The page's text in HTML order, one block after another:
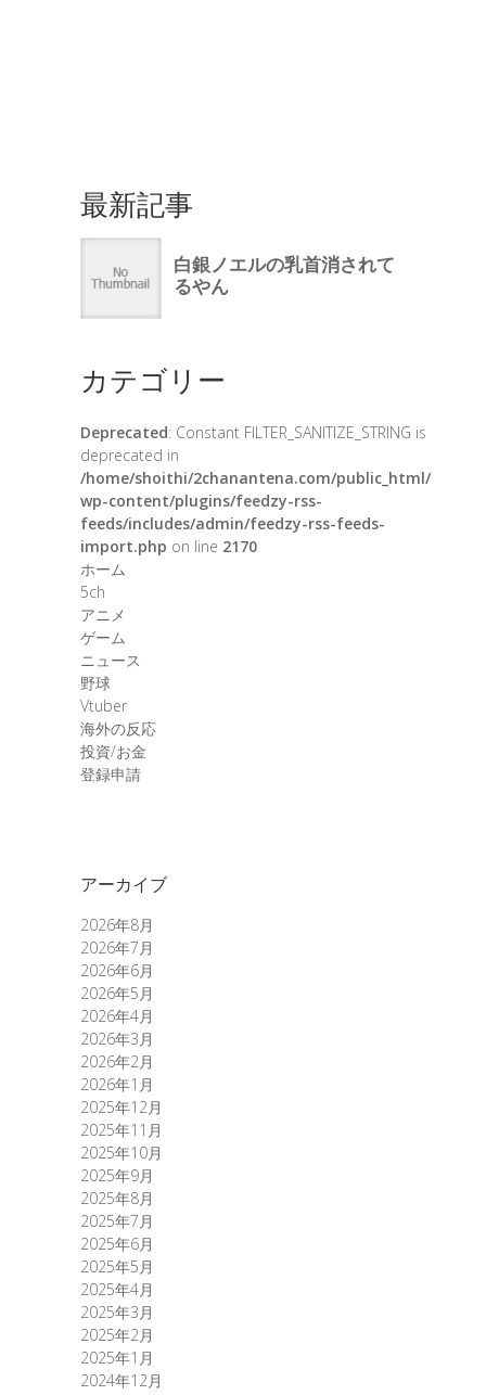
最新記事
カテゴリー
Deprecated: Constant FILTER_SANITIZE_STRING is
deprecated in
/home/shoithi/2chanantena.com/public_html/
wp-content/plugins/feedzy-rss-
feeds/includes/admin/feedzy-rss-feeds-
import.php on line 2170
ホーム
5ch
アニメ
ゲーム
ニュース
野球
Vtuber
海外の反応
投資/お金
登録申請
アーカイブ
2026年8月
2026年7月
2026年6月
2026年5月
2026年4月
2026年3月
2026年2月
2026年1月
2025年12月
2025年11月
2025年10月
2025年9月
2025年8月
2025年7月
2025年6月
2025年5月
2025年4月
2025年3月
2025年2月
2025年1月
2024年12月